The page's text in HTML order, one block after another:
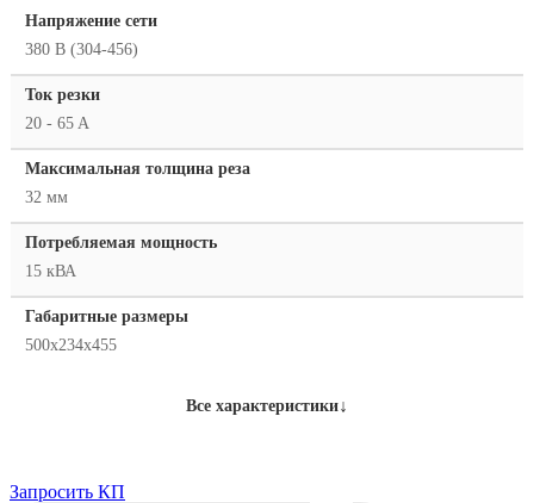
Напряжение сети
380 В (304-456)
Ток резки
20 - 65 A
Максимальная толщина реза
32 мм
Потребляемая мощность
15 кВА
Габаритные размеры
500x234x455
Все характеристики↓
Запросить КП